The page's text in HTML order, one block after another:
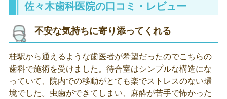
佐々木歯科医院の口コミ・レビュー
不安な気持ちに寄り添ってくれる
桂駅から通えるような歯医者が希望だったのでこちらの
歯科で施術を受けました。待合室はシンプルな構造にな
っていて、院内での移動がとても楽でストレスのない環
境でした。虫歯ができてしまい、麻酔が苦手で怖かった